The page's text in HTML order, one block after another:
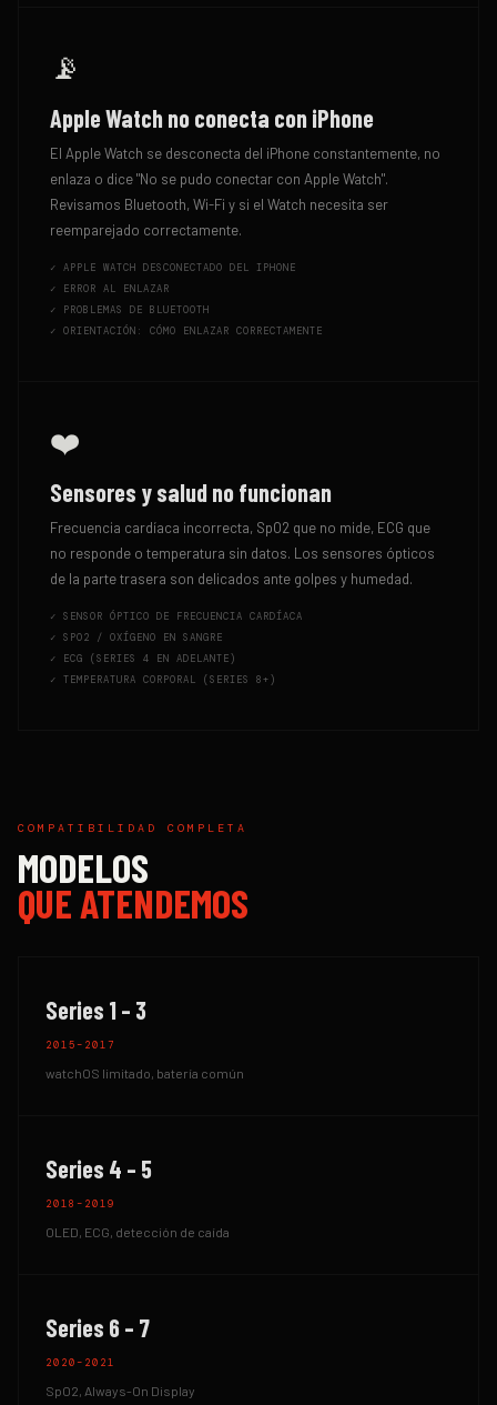
📡
Apple Watch no conecta con iPhone
El Apple Watch se desconecta del iPhone constantemente, no
enlaza o dice "No se pudo conectar con Apple Watch".
Revisamos Bluetooth, Wi-Fi y si el Watch necesita ser
reemparejado correctamente.
✓ APPLE WATCH DESCONECTADO DEL IPHONE
✓ ERROR AL ENLAZAR
✓ PROBLEMAS DE BLUETOOTH
✓ ORIENTACIÓN: CÓMO ENLAZAR CORRECTAMENTE
❤️
Sensores y salud no funcionan
Frecuencia cardíaca incorrecta, SpO2 que no mide, ECG que
no responde o temperatura sin datos. Los sensores ópticos
de la parte trasera son delicados ante golpes y humedad.
✓ SENSOR ÓPTICO DE FRECUENCIA CARDÍACA
✓ SPO2 / OXÍGENO EN SANGRE
✓ ECG (SERIES 4 EN ADELANTE)
✓ TEMPERATURA CORPORAL (SERIES 8+)
COMPATIBILIDAD COMPLETA
MODELOS
QUE ATENDEMOS
Series 1 – 3
2015–2017
watchOS limitado, batería común
Series 4 – 5
2018–2019
OLED, ECG, detección de caída
Series 6 – 7
2020–2021
SpO2, Always-On Display